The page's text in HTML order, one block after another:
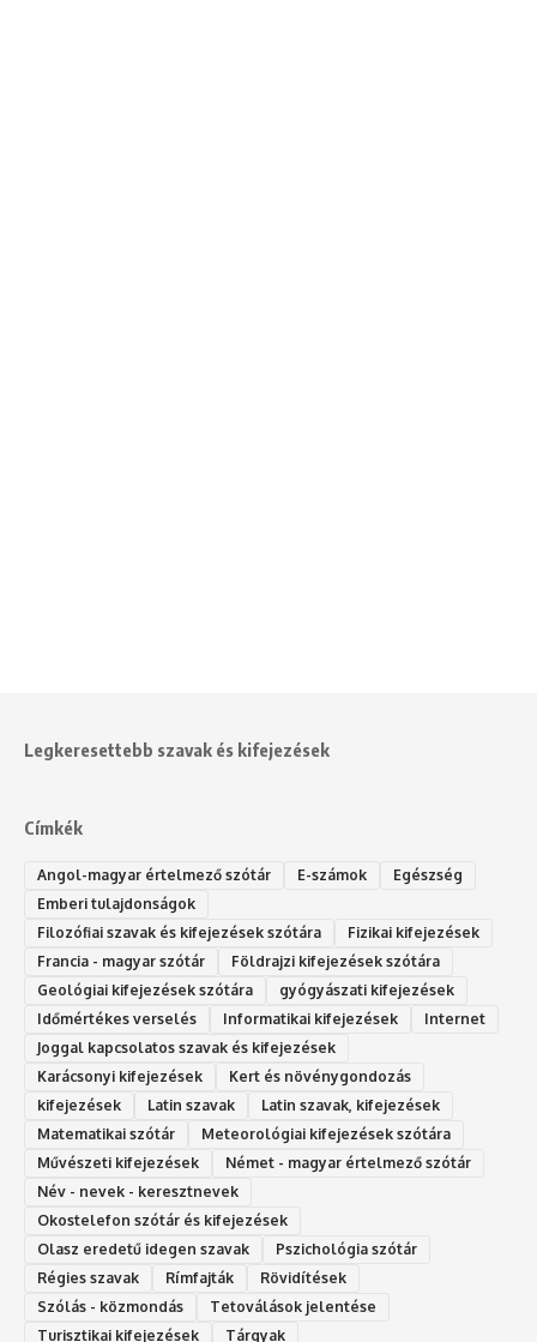
Legkeresettebb szavak és kifejezések
Címkék
Angol-magyar értelmező szótár E-számok
Egészség
Emberi tulajdonságok
Filozófiai szavak és kifejezések szótára
Fizikai kifejezések
Francia - magyar szótár
Földrajzi kifejezések szótára
Geológiai kifejezések szótára
gyógyászati kifejezések
Időmértékes verselés
Informatikai kifejezések
Internet
Joggal kapcsolatos szavak és kifejezések
Karácsonyi kifejezések
Kert és növénygondozás
kifejezések
Latin szavak
Latin szavak, kifejezések
Matematikai szótár
Meteorológiai kifejezések szótára
Művészeti kifejezések
Német - magyar értelmező szótár
Név - nevek - keresztnevek
Okostelefon szótár és kifejezések
Olasz eredetű idegen szavak
Ps‮gólohciz‬ia s‮átóz‬r
Régies szavak
Rímfajták
Rövidítések
Szólás - közmondás
Tetoválások jelentése
Turisztikai kifejezések
Tárgyak